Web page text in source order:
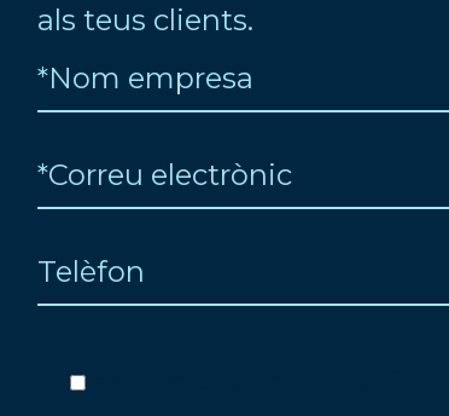
als teus clients.